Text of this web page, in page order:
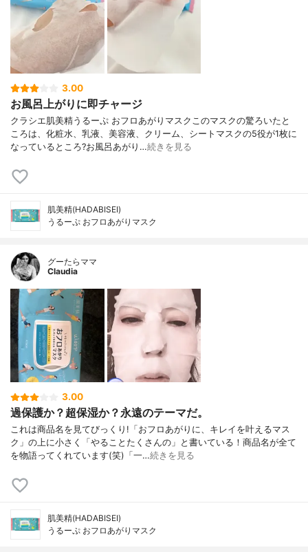
3.00
お風呂上がりに即チャージ
クラシエ肌美精うるーぷ おフロあがりマスクこのマスクの驚ろいたと
ころは、化粧水、乳液、美容液、クリーム、シートマスクの5役が1枚に
なっているところ?お風呂あがり…続きを見る
肌美精(HADABISEI)
うるーぷ おフロあがりマスク
グーたらママ
Claudia
3.00
過保護か？超保湿か？永遠のテーマだ。
これは商品名を見てびっくり!「おフロあがりに、キレイを叶えるマス
ク」の上に小さく「やることたくさんの」と書いている！商品名が全て
を物語ってくれています(笑)「一…続きを見る
肌美精(HADABISEI)
うるーぷ おフロあがりマスク